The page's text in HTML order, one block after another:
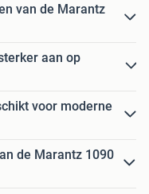
van de Marantz
aan op
voor moderne
de Marantz 1090